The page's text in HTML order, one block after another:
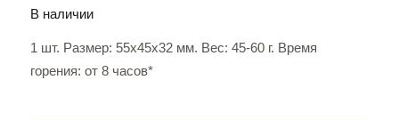
В наличии
1 шт. Размер: 55х45х32 мм. Вес: 45-60 г. Время
горения: от 8 часов*